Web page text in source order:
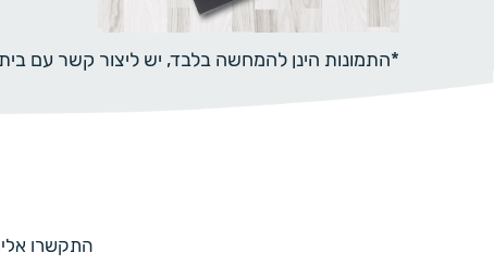
*התמונות הינן להמחשה בלבד, יש ליצור קשר עם
התקשרו אלינו למספר 073-7597187 או מלאו